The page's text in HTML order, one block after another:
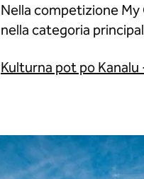
Nella competizione
nella categoria
Kulturna pot po Kanalu